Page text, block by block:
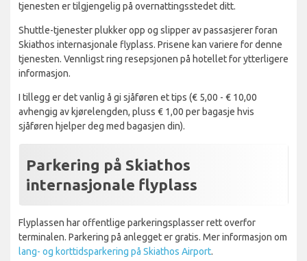
tjenesten er tilgjengelig på overnattingsstedet ditt.
Shuttle-tjenester plukker opp og slipper av passasjerer foran
Skiathos internasjonale flyplass. Prisene kan variere for denne
tjenesten. Vennligst ring resepsjonen på hotellet for ytterligere
informasjon.
I tillegg er det vanlig å gi sjåføren et tips (€ 5,00 - € 10,00
avhengig av kjørelengden, pluss € 1,00 per bagasje hvis
sjåføren hjelper deg med bagasjen din).
Parkering på Skiathos
internasjonale flyplass
Flyplassen har offentlige parkeringsplasser rett overfor
terminalen. Parkering på anlegget er gratis. Mer informasjon om
lang- og korttidsparkering på Skiathos Airport.